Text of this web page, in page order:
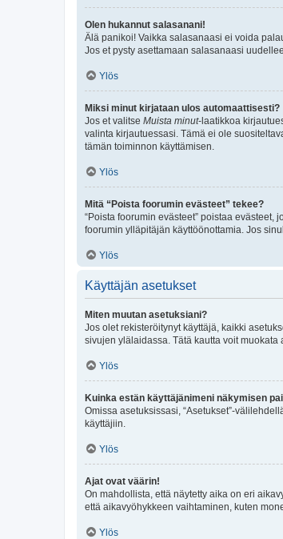
Olen hukannut salasanani!
Älä panikoi! Vaikka salasanaasi ei voida
Jos et pysty asettamaan salasanaasi
Ylös
Miksi minut kirjataan ulos automaattisesti?
Jos et valitse Muista minut-laatikkoa
valinta kirjautuessasi. Tämä ei ole
tämän toiminnon käyttämisen.
Ylös
Mitä “Poista foorumin evästeet” tekee?
“Poista foorumin evästeet” poistaa
foorumin ylläpitäjän käyttöönottamia. Jos
Ylös
Käyttäjän asetukset
Miten muutan asetuksiani?
Jos olet rekisteröitynyt käyttäjä, kaikki
sivujen ylälaidassa. Tätä kautta voit muokata
Ylös
Kuinka estän käyttäjänimeni näkymisen
Omissa asetuksissasi, “Asetukset”-
käyttäjiin.
Ylös
Ajat ovat väärin!
On mahdollista, että näytetty aika on eri
että aikavyöhykkeen vaihtaminen, kuten
Ylös